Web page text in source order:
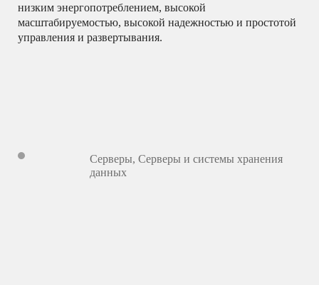
низким энергопотреблением, высокой
масштабируемостью, высокой надежностью и простотой
управления и развертывания.
Серверы, Серверы и системы хранения
данных